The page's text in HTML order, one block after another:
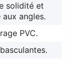
solidité et
angles.
PVC.